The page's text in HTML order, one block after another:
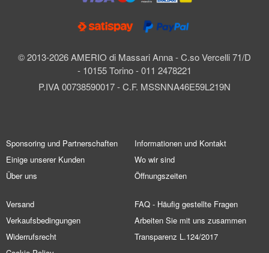
© 2013-2026 AMERIO di Massari Anna - C.so Vercelli 71/D
- 10155 Torino - 011 2478221
P.IVA 00738590017 - C.F. MSSNNA46E59L219N
Sponsoring und Partnerschaften
Einige unserer Kunden
Über uns
Informationen und Kontakt
Wo wir sind
Öffnungszeiten
Versand
Verkaufsbedingungen
Widerrufsrecht
FAQ - Häufig gestellte Fragen
Arbeiten Sie mit uns zusammen
Transparenz L.124/2017